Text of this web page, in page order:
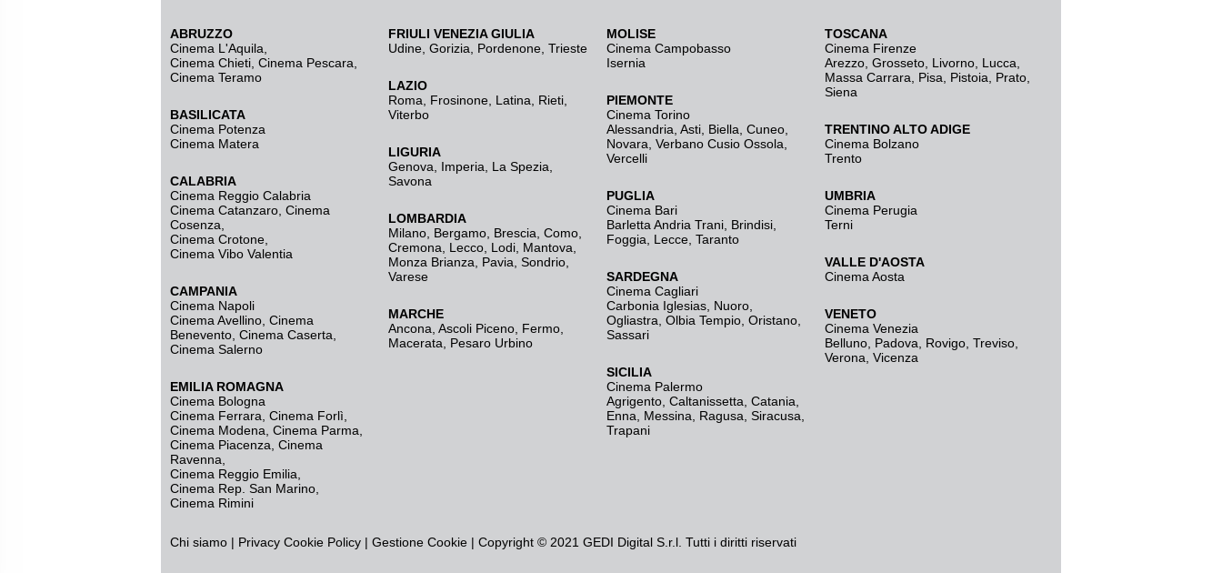
ABRUZZO
Cinema L'Aquila
Cinema Chieti, Cinema Pescara,
Cinema Teramo
BASILICATA
Cinema Potenza
Cinema Matera
CALABRIA
Cinema Reggio Calabria
Cinema Catanzaro Cinema
Cosenza
Cinema Crotone
Cinema Vibo Valentia
CAMPANIA
Cinema Napoli
Cinema Avellino Cinema
Benevento Cinema Caserta
Cinema Salerno
EMILIA ROMAGNA
Cinema Bologna
Cinema Ferrara Cinema Forlì
Cinema Modena Cinema Parma
Cinema Piacenza Cinema
Ravenna
Cinema Reggio Emilia
Cinema Rep. San Marino
Cinema Rimini
FRIULI VENEZIA GIULIA
Udine Gorizia Pordenone Trieste
LAZIO
Roma
Frosinone Latina Rieti
Viterbo
LIGURIA
Genova
Imperia La Spezia
Savona
LOMBARDIA
Milano Bergamo Brescia, Como
Cremona
Lecco Lodi Mantova
Monza Brianza
Pavia Sondrio
Varese
MARCHE
Ancona Ascoli Piceno Fermo
Macerata
Pesaro Urbino
MOLISE
Cinema Campobasso
Isernia
PIEMONTE
Cinema Torino
Alessandria Asti Biella Cuneo
Novara Verbano Cusio Ossola
Vercelli
PUGLIA
Cinema Bari
Barletta Andria Trani Brindisi
Foggia
Lecce Taranto
SARDEGNA
Cinema Cagliari
Carbonia Iglesias Nuoro
Ogliastra Olbia Tempio Oristano
Sassari
SICILIA
Cinema Palermo
Agrigento Caltanissetta Catania
Enna
Messina Ragusa Siracusa
Trapani
TOSCANA
Cinema Firenze
Arezzo Grosseto Livorno Lucca
Massa Carrara
Pisa Pistoia Prato
Siena
TRENTINO ALTO ADIGE
Cinema Bolzano
Trento
UMBRIA
Cinema Perugia
Terni
VALLE D'AOSTA
Cinema Aosta
VENETO
Cinema Venezia
Belluno Padova Rovigo Treviso
Verona Vicenza
Chi siamo | Privacy Cookie Policy | Gestione Cookie | Copyright © 2021 GEDI Digital S.r.l. Tutti i diritti riservati